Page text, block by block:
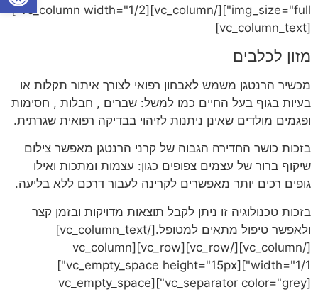
img_size="full"][/vc_column][vc_column width="1/2"]
[vc_column_text]
מזון לכלבים
מכשיר הרנטגן משמש לאבחון רפואי לצורך איתור תקלות או
בעיות בגוף בעל החיים כמו למשל: שברים , חבלות , חסימות
ופגמים מולדים שאינן ניתנות לזיהוי בבדיקה רפואית שגרתית.
בזכות כושר החדירה הגבוה של קרני הרנטגן מאפשר צילום
שיקוף ברור של עצמים צפופים כגון: עצמות ומתכות ואילו
גופים רכים יותר מאפשרים לקרינה לעבור דרכם ללא בליעה.
בזכות טכנולוגיה זו ניתן לקבל תוצאות מדויקות ובזמן קצר
ולאפשר טיפול מתאים למטופל.[/vc_column_text]
[/vc_column][/vc_row][vc_row][vc_column
width="1/1"][vc_empty_space height="15px"]
[vc_separator color="grey"][vc_empty_space